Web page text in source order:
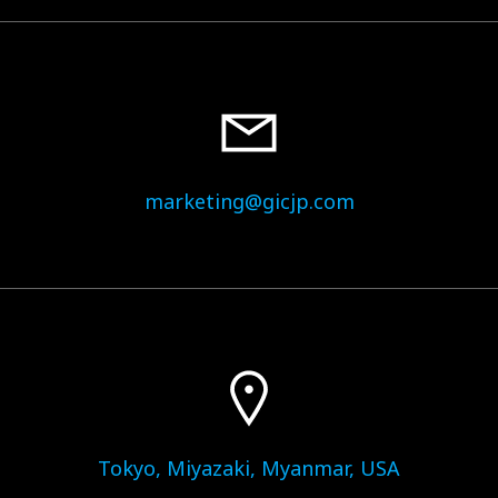
marketing@gicjp.com
Tokyo, Miyazaki, Myanmar, USA